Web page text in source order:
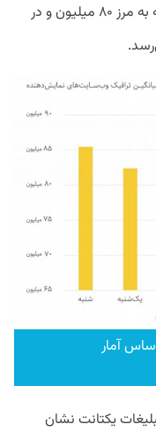
عبور می‌کند. این میزان در روز‌های پنج‌شنبه به مرز ۸۰ میلیون و در
آمار
یکتانت نشان